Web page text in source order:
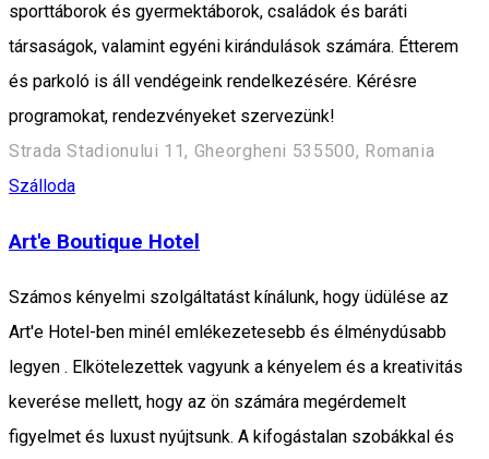
sporttáborok és gyermektáborok, családok és baráti
társaságok, valamint egyéni kirándulások számára. Étterem
és parkoló is áll vendégeink rendelkezésére. Kérésre
programokat, rendezvényeket szervezünk!
Strada Stadionului 11, Gheorgheni 535500, Romania
Szálloda
Art'e Boutique Hotel
Számos kényelmi szolgáltatást kínálunk, hogy üdülése az
Art'e Hotel-ben minél emlékezetesebb és élménydúsabb
legyen . Elkötelezettek vagyunk a kényelem és a kreativitás
keverése mellett, hogy az ön számára megérdemelt
figyelmet és luxust nyújtsunk. A kifogástalan szobákkal és